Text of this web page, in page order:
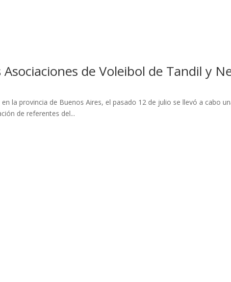
de Voleibol de Tandil y
la provincia de Buenos Aires, el pasado 12 de julio se llevó a cabo
de referentes del...